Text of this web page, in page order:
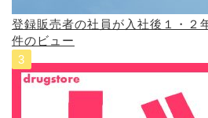
登録販売者の社員が入社後１・２
件のビュー